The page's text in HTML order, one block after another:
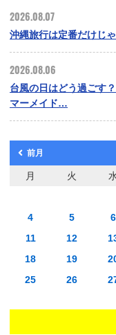
2026.08.07
沖縄旅行は定番だけじ
2026.08.06
台風の日はどう過ごす
マーメイド…
前月
月 火
4
5 6
11
12
18
19
25
26